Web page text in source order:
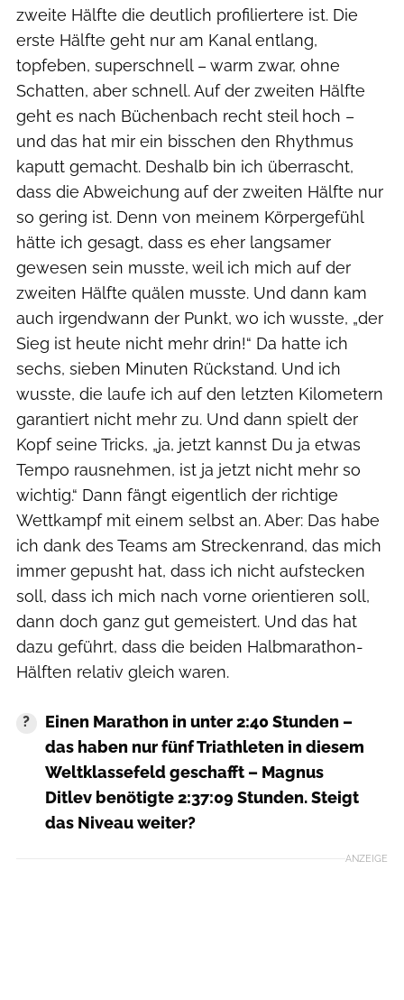
zweite Hälfte die deutlich profiliertere ist. Die
erste Hälfte geht nur am Kanal entlang,
topfeben, superschnell – warm zwar, ohne
Schatten, aber schnell. Auf der zweiten Hälfte
geht es nach Büchenbach recht steil hoch –
und das hat mir ein bisschen den Rhythmus
kaputt gemacht. Deshalb bin ich überrascht,
dass die Abweichung auf der zweiten Hälfte nur
so gering ist. Denn von meinem Körpergefühl
hätte ich gesagt, dass es eher langsamer
gewesen sein musste, weil ich mich auf der
zweiten Hälfte quälen musste. Und dann kam
auch irgendwann der Punkt, wo ich wusste, „der
Sieg ist heute nicht mehr drin!“ Da hatte ich
sechs, sieben Minuten Rückstand. Und ich
wusste, die laufe ich auf den letzten Kilometern
garantiert nicht mehr zu. Und dann spielt der
Kopf seine Tricks, „ja, jetzt kannst Du ja etwas
Tempo rausnehmen, ist ja jetzt nicht mehr so
wichtig.“ Dann fängt eigentlich der richtige
Wettkampf mit einem selbst an. Aber: Das habe
ich dank des Teams am Streckenrand, das mich
immer gepusht hat, dass ich nicht aufstecken
soll, dass ich mich nach vorne orientieren soll,
dann doch ganz gut gemeistert. Und das hat
dazu geführt, dass die beiden Halbmarathon-
Hälften relativ gleich waren.
Einen Marathon in unter 2:40 Stunden –
das haben nur fünf Triathleten in diesem
Weltklassefeld geschafft – Magnus
Ditlev benötigte 2:37:09 Stunden. Steigt
das Niveau weiter?
ANZEIGE